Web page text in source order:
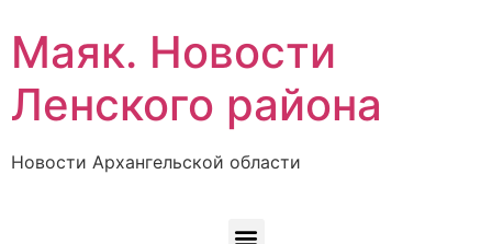
Маяк. Новости
Ленского района
Новости Архангельской области